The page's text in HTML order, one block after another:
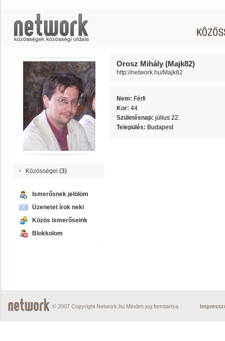
Közösségei (3)
Ismerősnek jelölöm
Üzenetet írok neki
Közös ismerőseink
Blokkolom
Orosz Mihály (Majk82)
http://network.hu/Majk82
Nem: Férfi
Kor: 44
Születésnap: július 22.
Település: Budapest
© 2007 Copyright Network.hu Minden jog fenntartva.